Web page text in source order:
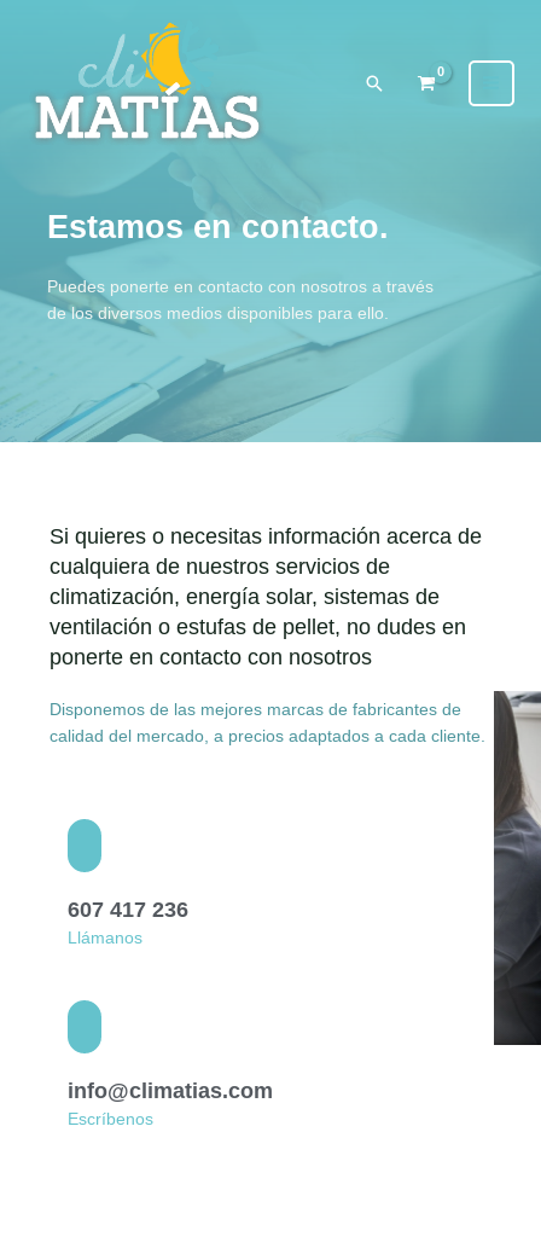
Buscar
Estamos en contacto.
Puedes ponerte en contacto con nosotros a través
de los diversos medios disponibles para ello.
Si quieres o necesitas información acerca de
cualquiera de nuestros servicios de
climatización, energía solar, sistemas de
ventilación o estufas de pellet, no dudes en
ponerte en contacto con nosotros
Disponemos de las mejores marcas de fabricantes de
calidad del mercado, a precios adaptados a cada cliente.
607 417 236
Llámanos
info@climatias.com
Escríbenos